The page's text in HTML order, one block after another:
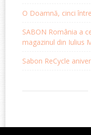
O Doamnă, cinci
SABON România a
magazinul din Iulius
Sabon ReCycle